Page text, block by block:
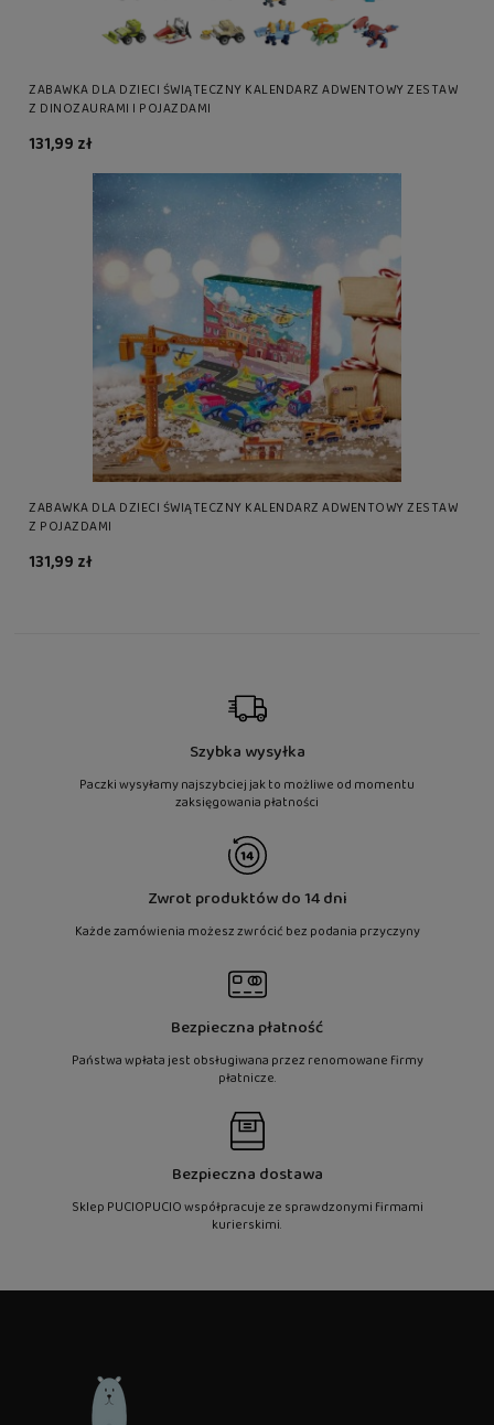
ZABAWKA DLA DZIECI ŚWIĄTECZNY KALENDARZ ADWENTOWY ZESTAW
Z DINOZAURAMI I POJAZDAMI
131,99 zł
ZABAWKA DLA DZIECI ŚWIĄTECZNY KALENDARZ ADWENTOWY ZESTAW
Z POJAZDAMI
131,99 zł
Szybka wysyłka
Paczki wysyłamy najszybciej jak to możliwe od momentu
zaksięgowania płatności
Zwrot produktów do 14 dni
Każde zamówienia możesz zwrócić bez podania przyczyny
Bezpieczna płatność
Państwa wpłata jest obsługiwana przez renomowane firmy
płatnicze.
Bezpieczna dostawa
Sklep PUCIOPUCIO współpracuje ze sprawdzonymi firmami
kurierskimi.